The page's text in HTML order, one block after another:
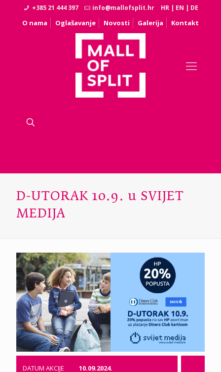
+385 21 444 397 info@mallofsplit.hr HR | EN | DE
O nama Oglašavanje Novosti Galerija Kontakt
D-UTORAK 10.9. u SVIJET
MEDIJA
DATUM AKCIJE 10.09.2024.